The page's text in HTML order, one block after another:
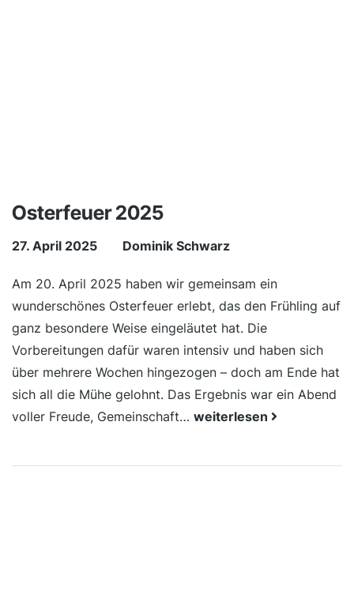
Osterfeuer 2025
27. April 2025 Dominik Schwarz
Am 20. April 2025 haben wir gemeinsam ein
wunderschönes Osterfeuer erlebt, das den Frühling auf
ganz besondere Weise eingeläutet hat. Die
Vorbereitungen dafür waren intensiv und haben sich
über mehrere Wochen hingezogen – doch am Ende hat
sich all die Mühe gelohnt. Das Ergebnis war ein Abend
voller Freude, Gemeinschaft… weiterlesen